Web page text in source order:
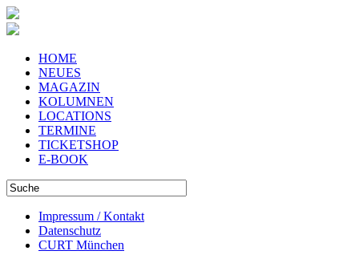
HOME
NEUES
MAGAZIN
KOLUMNEN
LOCATIONS
TERMINE
TICKETSHOP
E-BOOK
Impressum / Kontakt
Datenschutz
CURT München